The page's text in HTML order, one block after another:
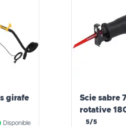
girafe
Disponible
Scie sabre
rotative
5/5